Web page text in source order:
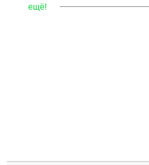
ещё! ————————